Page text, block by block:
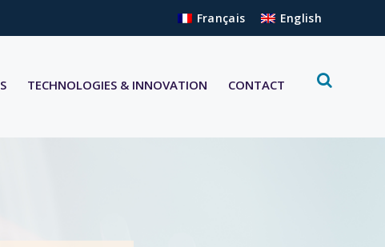
Français English
TECHNOLOGIES & INNOVATION CONTACT